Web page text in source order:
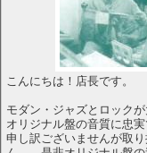
こんにちは！店長です。
モダン・ジャズとロックが
オリジナル盤の音質に忠
申し訳ございませんが取